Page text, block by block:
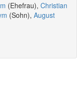
(Ehefrau), Christian
(Sohn), August